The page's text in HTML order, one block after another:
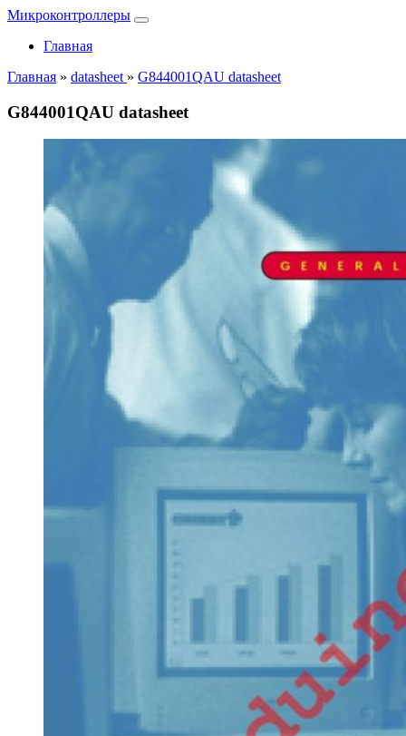
Микроконтроллеры
Главная
Главная » datasheet » G844001QAU datasheet
G844001QAU datasheet